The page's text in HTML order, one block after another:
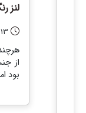
لنز
13 اردیبهشت 1405
از
بود